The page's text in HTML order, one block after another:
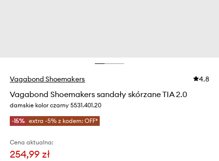
Vagabond Shoemakers 4.8
Vagabond Shoemakers sandały skórzane TIA 2.0
damskie kolor czarny 5531.401.20
-15% extra -5% z kodem: OFF*
Cena aktualna:
254,99 zł